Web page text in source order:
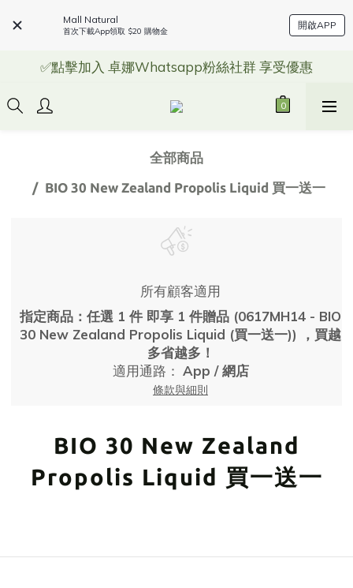
Mall Natural
首次下載App領取 $20 購物金
開啟APP
✅點擊加入 卓娜Whatsapp粉絲社群 享受優惠
全部商品
BIO 30 New Zealand Propolis Liquid 買一送一
所有顧客適用
指定商品：任選 1 件 即享 1 件贈品 (0617MH14 - BIO
30 New Zealand Propolis Liquid (買一送一)) ，買越
多省越多！
適用通路： App / 網店
條款與細則
BIO 30 New Zealand
Propolis Liquid 買一送一